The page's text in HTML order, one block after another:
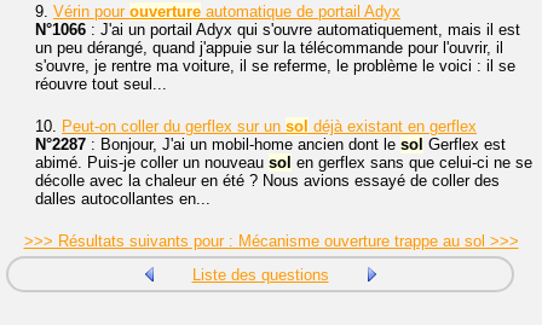
9. Vérin pour ouverture automatique de portail Adyx
N°1066 : J'ai un portail Adyx qui s'ouvre automatiquement, mais il est
un peu dérangé, quand j'appuie sur la télécommande pour l'ouvrir, il
s'ouvre, je rentre ma voiture, il se referme, le problème le voici : il se
réouvre tout seul...
10. Peut-on coller du gerflex sur un sol déjà existant en gerflex
N°2287 : Bonjour, J'ai un mobil-home ancien dont le sol Gerflex est
abimé. Puis-je coller un nouveau sol en gerflex sans que celui-ci ne se
décolle avec la chaleur en été ? Nous avions essayé de coller des
dalles autocollantes en...
>>> Résultats suivants pour : Mécanisme ouverture trappe au sol >>>
Liste des questions